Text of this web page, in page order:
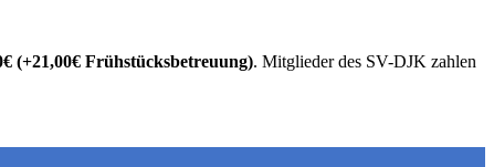
(+21,00€ Frühstücksbetreuung). Mitglieder des SV-DJK zahlen